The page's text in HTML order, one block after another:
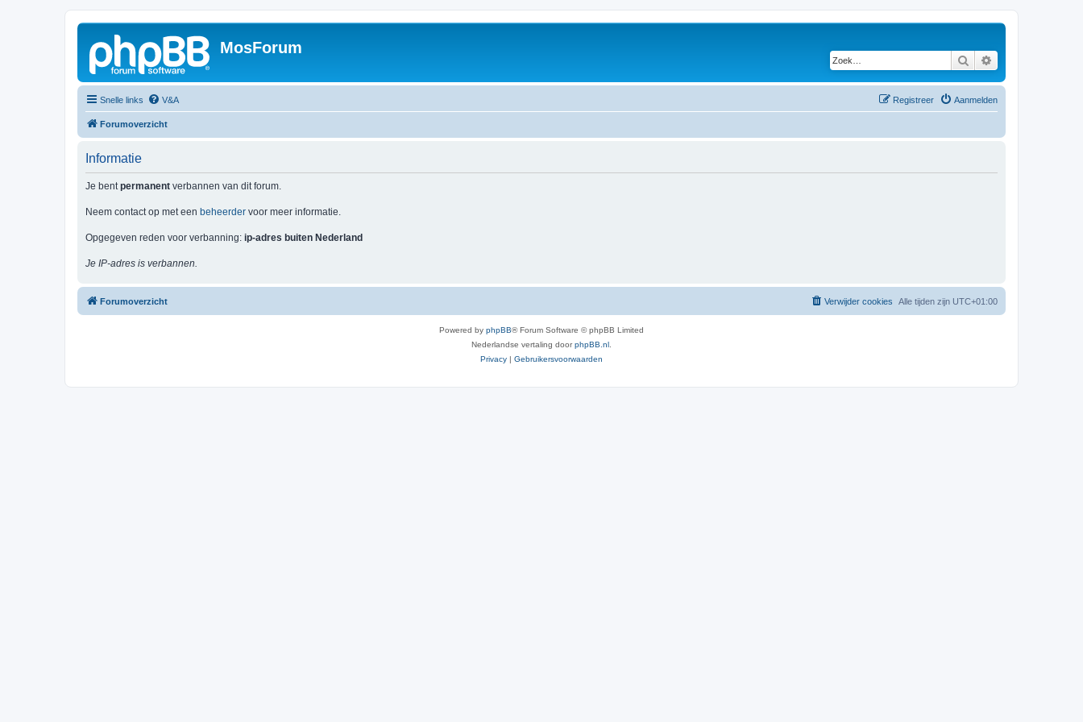
MosForum
Zoek
Snelle links V&A Aanmelden
Registreer
Forumoverzicht
Informatie
Je bentpermanent verbannen van dit forum.
Neem contact op met een beheerder voor meer informatie.
Opgegeven reden voor verbanning: ip-adres buiten Nederland
Je IP-adres is verbannen.
Forumoverzicht Alle tijden zijn UTC+01:00
Verwijder cookies
Powered by phpBB® Forum Software © phpBB Limited
Nederlandse vertaling doorphpBB.nl
Privacy | Gebruikersvoorwaarden